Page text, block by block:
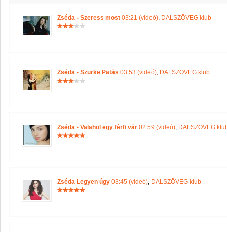
Zséda - Szeress most 03:21 (videó), DALSZÖVEG klub
Zséda - Szürke Patás 03:53 (videó), DALSZÖVEG klub
Zséda - Valahol egy férfi vár 02:59 (videó), DALSZÖVEG
Zséda Legyen úgy 03:45 (videó), DALSZÖVEG klub